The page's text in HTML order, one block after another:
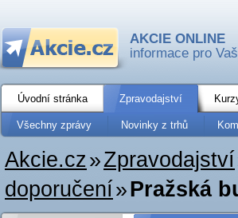
AKCIE ONLINE
informace pro
Úvodní stránka Zpravodajství
Všechny zprávy Novinky z trhů
Akcie.cz»Zpravodajství
doporučení»Pražská